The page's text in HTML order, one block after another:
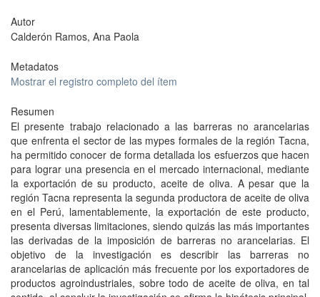
Autor
Calderón Ramos, Ana Paola
Metadatos
Mostrar el registro completo del ítem
Resumen
El presente trabajo relacionado a las barreras no arancelarias
que enfrenta el sector de las mypes formales de la región Tacna,
ha permitido conocer de forma detallada los esfuerzos que hacen
para lograr una presencia en el mercado internacional, mediante
la exportación de su producto, aceite de oliva. A pesar que la
región Tacna representa la segunda productora de aceite de oliva
en el Perú, lamentablemente, la exportación de este producto,
presenta diversas limitaciones, siendo quizás las más importantes
las derivadas de la imposición de barreras no arancelarias. El
objetivo de la investigación es describir las barreras no
arancelarias de aplicación más frecuente por los exportadores de
productos agroindustriales, sobre todo de aceite de oliva, en tal